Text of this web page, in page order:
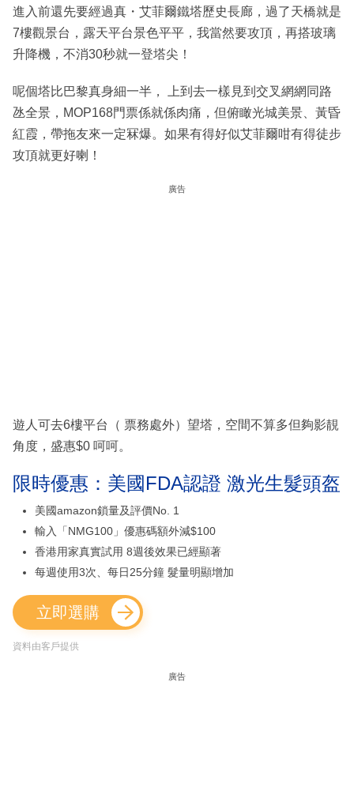
進入前還先要經過真・艾菲爾鐵塔歷史長廊，過了天橋就是
7樓觀景台，露天平台景色平平，我當然要攻頂，再搭玻璃
升降機，不消30秒就一登塔尖！
呢個塔比巴黎真身細一半， 上到去一樣見到交叉網網同路
氹全景，MOP168門票係就係肉痛，但俯瞰光城美景、黃昏
紅霞，帶拖友來一定冧爆。如果有得好似艾菲爾咁有得徒步
攻頂就更好喇！
廣告
遊人可去6樓平台（ 票務處外）望塔，空間不算多但夠影靚
角度，盛惠$0 呵呵。
限時優惠：美國FDA認證 激光生髮頭盔
美國amazon鎖量及評價No. 1
輸入「NMG100」優惠碼額外減$100
香港用家真實試用 8週後效果已經顯著
每週使用3次、每日25分鐘 髮量明顯增加
立即選購
資料由客戶提供
廣告